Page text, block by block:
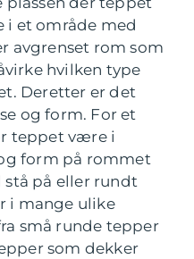
i et område med
avgrenset rom som
hvilken type
Deretter er det
og form. For et
teppet være i
form på rommet
stå på eller rundt
i mange ulike
små runde tepper
som dekker